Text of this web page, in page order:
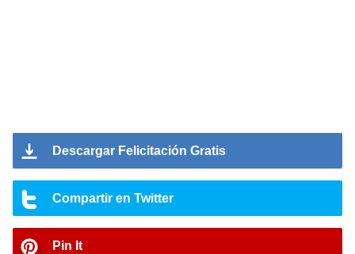
Descargar Felicitación Gratis
Compartir en Twitter
Pin It